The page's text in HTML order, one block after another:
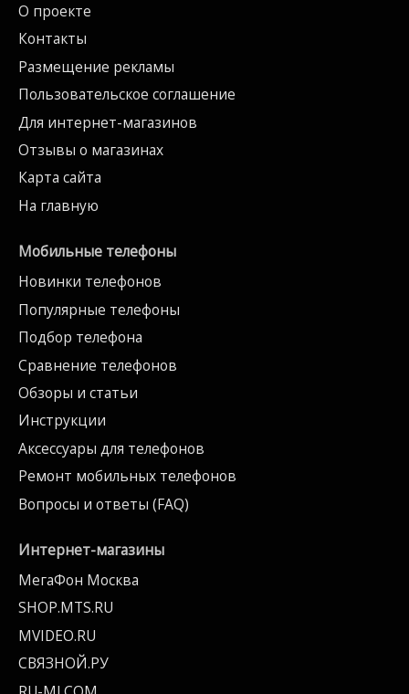
О проекте
Контакты
Размещение рекламы
Пользовательское соглашение
Для интернет-магазинов
Отзывы о магазинах
Карта сайта
На главную
Мобильные телефоны
Новинки телефонов
Популярные телефоны
Подбор телефона
Сравнение телефонов
Обзоры и статьи
Инструкции
Аксессуары для телефонов
Ремонт мобильных телефонов
Вопросы и ответы (FAQ)
Интернет-магазины
МегаФон Москва
SHOP.MTS.RU
MVIDEO.RU
СВЯЗНОЙ.РУ